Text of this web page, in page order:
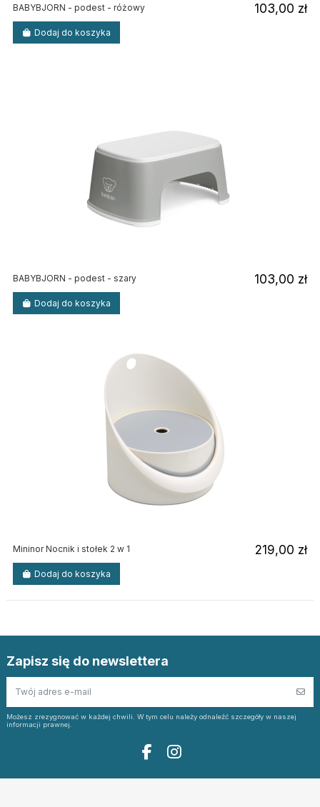
BABYBJORN - podest - różowy 103,00 zł
Dodaj do koszyka
BABYBJORN - podest - szary 103,00 zł
Dodaj do koszyka
Mininor Nocnik i stołek 2 w 1 219,00 zł
Dodaj do koszyka
Zapisz się do newslettera
Możesz zrezygnować w każdej chwili. W tym celu należy odnaleźć szczegóły w naszej
informacji prawnej.